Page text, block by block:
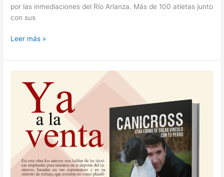
por las inmediaciones del Río Arlanza. Más de 100 atletas junto
con sus
Leer más »
vínculo
perro